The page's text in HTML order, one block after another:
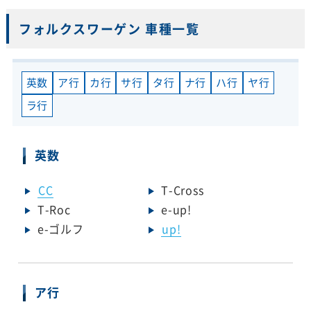
フォルクスワーゲン 車種一覧
英数 ア行 カ行 サ行 タ行 ナ行 ハ行
ヤ行
ラ行
英数
CC
T-Cross
T-Roc
e-up!
e-ゴルフ
up!
ア行